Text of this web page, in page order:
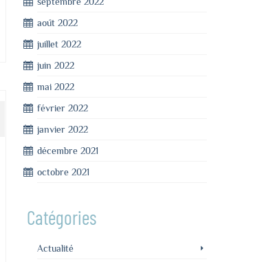
août 2022
juillet 2022
juin 2022
mai 2022
février 2022
janvier 2022
décembre 2021
octobre 2021
Catégories
Actualité